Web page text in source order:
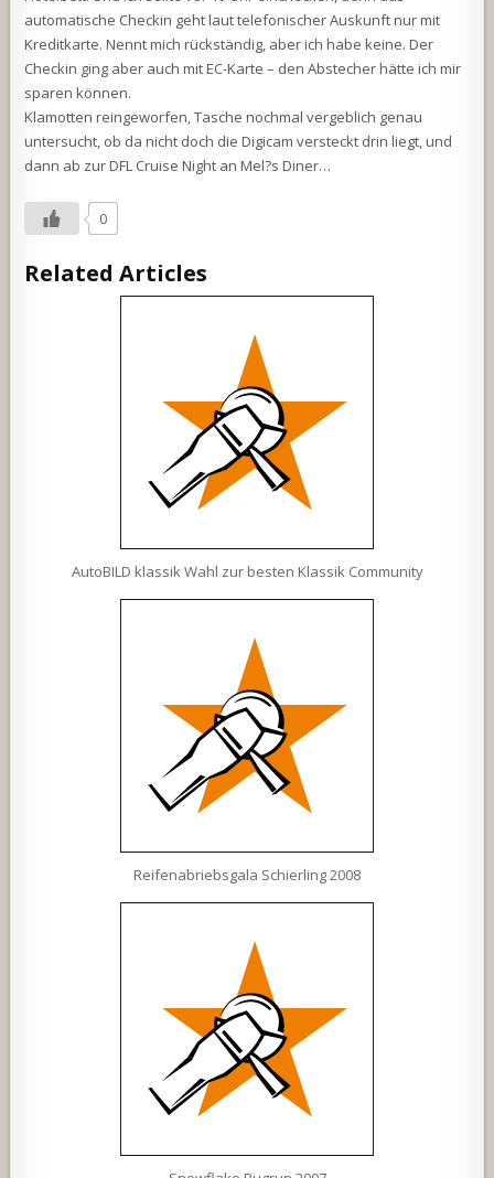
automatische Checkin geht laut telefonischer Auskunft nur mit
Kreditkarte. Nennt mich rückständig, aber ich habe keine. Der
Checkin ging aber auch mit EC-Karte – den Abstecher hätte ich mir
sparen können.
Klamotten reingeworfen, Tasche nochmal vergeblich genau
untersucht, ob da nicht doch die Digicam versteckt drin liegt, und
dann ab zur DFL Cruise Night an Mel?s Diner…
0
Related Articles
AutoBILD klassik Wahl zur besten Klassik Community
Reifenabriebsgala Schierling 2008